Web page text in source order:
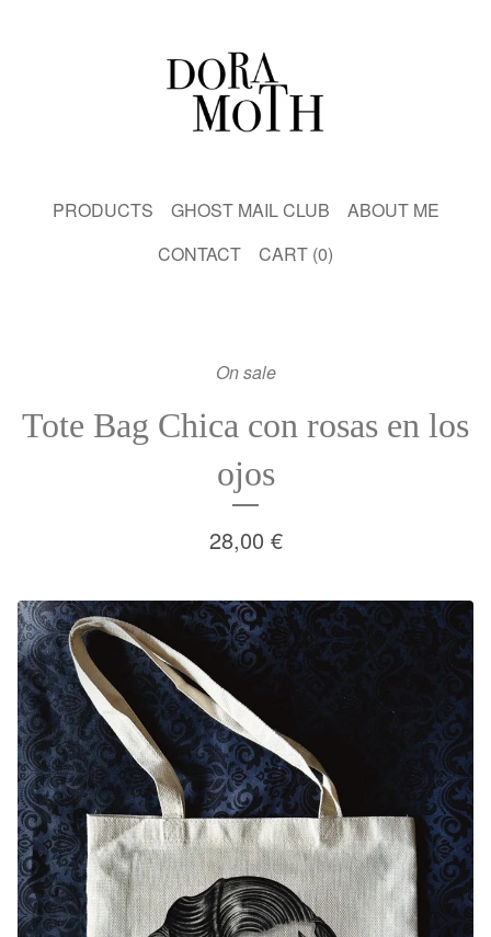
PRODUCTS GHOST MAIL CLUB
ABOUT ME
CONTACT
CART (0)
On sale
Tote Bag Chica con rosas en los
ojos
28,00 €